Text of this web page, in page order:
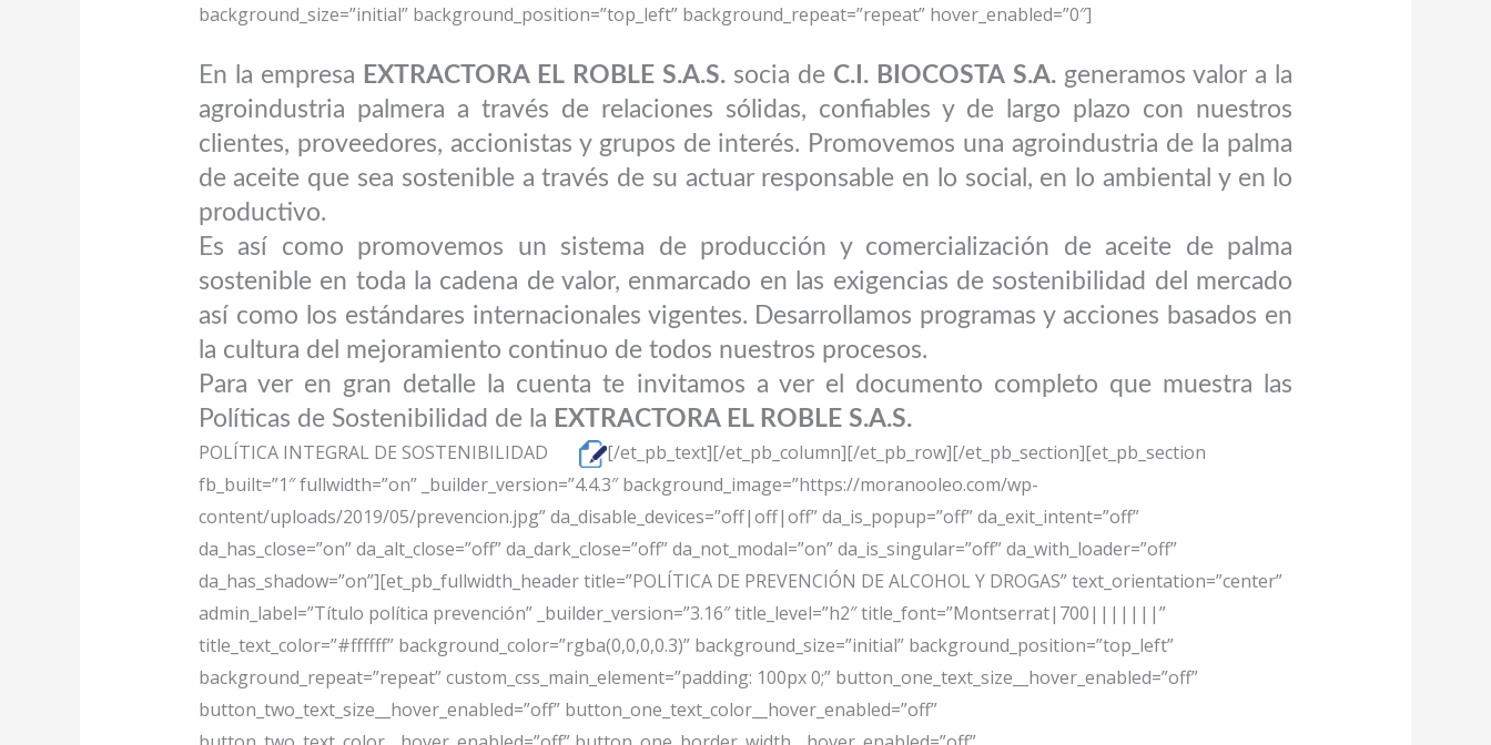
background_size=”initial” background_position=”top_left” background_repeat=”repeat” hover_enabled=”0″]
En la empresa EXTRACTORA EL ROBLE S.A.S.socia de C.I. BIOCOSTA S.A.generamos valor a la
agroindustria palmera a través de relaciones sólidas, confiables y de largo plazo con nuestros
clientes, proveedores, accionistas y grupos de interés. Promovemos una agroindustria de la palma
de aceite que sea sostenible a través de su actuar responsable en lo social, en lo ambiental y en lo
productivo.
Es así como promovemos un sistema de producción y comercialización de aceite de palma
sostenible en toda la cadena de valor, enmarcado en las exigencias de sostenibilidad del mercado
así como los estándares internacionales vigentes. Desarrollamos programas y acciones basados en
la cultura del mejoramiento continuo de todos nuestros procesos.
Para ver en gran detalle la cuenta te invitamos a ver el documento completo que muestra las
Políticas de Sostenibilidad de la EXTRACTORA EL ROBLE S.A.S.
POLÍTICA INTEGRAL DE SOSTENIBILIDAD
[/et_pb_text][/et_pb_column][/et_pb_row][/et_pb_section][et_pb_section
fb_built=”1″ fullwidth=”on” _builder_version=”4.4.3″ background_image=”https://moranooleo.com/wp-
content/uploads/2019/05/prevencion.jpg” da_disable_devices=”off|off|off” da_is_popup=”off” da_exit_intent=”off”
da_has_close=”on” da_alt_close=”off” da_dark_close=”off” da_not_modal=”on” da_is_singular=”off” da_with_loader=”off”
da_has_shadow=”on”][et_pb_fullwidth_header title=”POLÍTICA DE PREVENCIÓN DE ALCOHOL Y DROGAS” text_orientation=”center”
admin_label=”Título política prevención” _builder_version=”3.16″ title_level=”h2″ title_font=”Montserrat|700|||||||”
title_text_color=”#ffffff” background_color=”rgba(0,0,0,0.3)” background_size=”initial” background_position=”top_left”
background_repeat=”repeat” custom_css_main_element=”padding: 100px 0;” button_one_text_size__hover_enabled=”off”
button_two_text_size__hover_enabled=”off” button_one_text_color__hover_enabled=”off”